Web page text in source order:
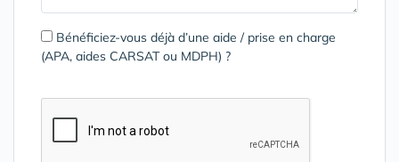
Bénéficiez-vous déjà d’une aide / prise en charge
(APA, aides CARSAT ou MDPH) ?